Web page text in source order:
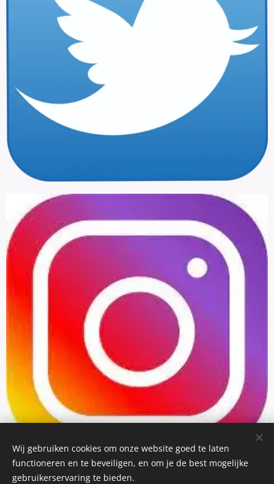
Wij gebruiken cookies om onze website goed te laten
functioneren en te beveiligen, en om je de best mogelijke
gebruikerservaring te bieden.